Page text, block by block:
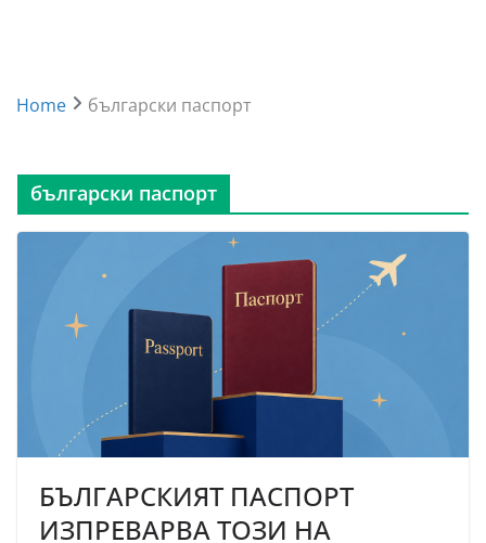
Home български паспорт
български паспорт
БЪЛГАРСКИЯТ ПАСПОРТ
ИЗПРЕВАРВА ТОЗИ НА